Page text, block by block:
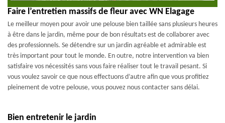
Faire l’entretien massifs de fleur avec WN Elagage
Le meilleur moyen pour avoir une pelouse bien taillée sans plusieurs heures
à être dans le jardin, même pour de bon résultats est de collaborer avec
des professionnels. Se détendre sur un jardin agréable et admirable est
très important pour tout le monde. En outre, notre intervention va bien
satisfaire vos nécessités sans vous faire réaliser tout le travail pesant. Si
vous voulez savoir ce que nous effectuons d’autre afin que vous profitiez
pleinement de votre pelouse, vous pouvez nous contacter sans délai.
Bien entretenir le jardin